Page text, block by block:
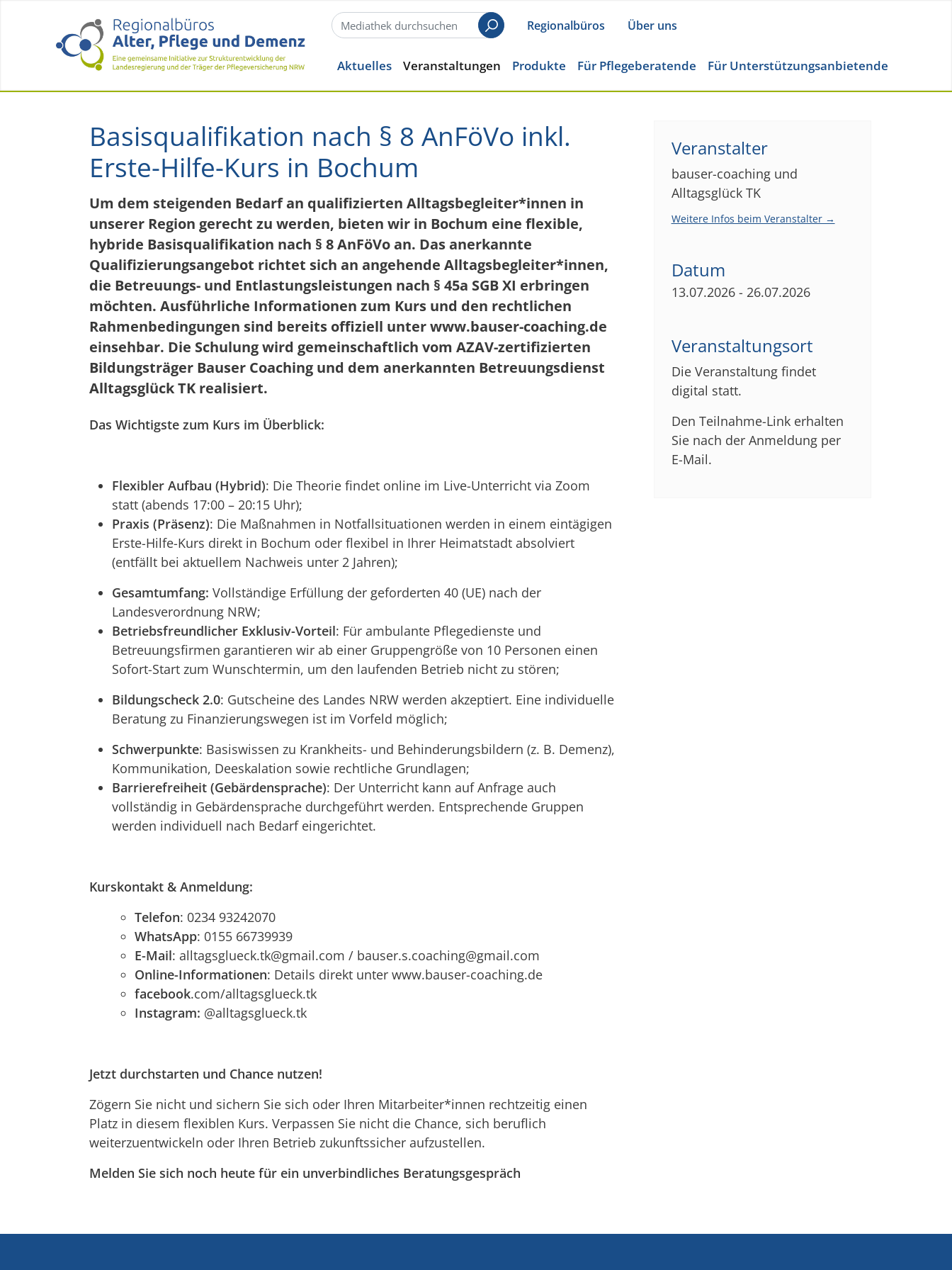
SuchenRegionalbüros Über uns
Aktuelles Veranstaltungen Produkte Für Pflegeberatende Für Unterstützungsanbietende
Basisqualifikation nach § 8 AnFöVo inkl.
Erste-Hilfe-Kurs in Bochum
Um dem steigenden Bedarf an qualifizierten Alltagsbegleiter*innen in
unserer Region gerecht zu werden, bieten wir in Bochum eine flexible,
hybride Basisqualifikation nach § 8 AnFöVo an. Das anerkannte
Qualifizierungsangebot richtet sich an angehende Alltagsbegleiter*innen,
die Betreuungs- und Entlastungsleistungen nach § 45a SGB XI erbringen
möchten. Ausführliche Informationen zum Kurs und den rechtlichen
Rahmenbedingungen sind bereits offiziell unter www.bauser-coaching.de
einsehbar. Die Schulung wird gemeinschaftlich vom AZAV-zertifizierten
Bildungsträger Bauser Coaching und dem anerkannten Betreuungsdienst
Alltagsglück TK realisiert.
Das Wichtigste zum Kurs im Überblick:
Flexibler Aufbau (Hybrid): Die Theorie findet online im Live-Unterricht via Zoom
statt (abends 17:00 – 20:15 Uhr);
Praxis (Präsenz): Die Maßnahmen in Notfallsituationen werden in einem eintägigen
Erste-Hilfe-Kurs direkt in Bochum oder flexibel in Ihrer Heimatstadt absolviert
(entfällt bei aktuellem Nachweis unter 2 Jahren);
Gesamtumfang: Vollständige Erfüllung der geforderten 40 (UE) nach der
Landesverordnung NRW;
Betriebsfreundlicher Exklusiv-Vorteil: Für ambulante Pflegedienste und
Betreuungsfirmen garantieren wir ab einer Gruppengröße von 10 Personen einen
Sofort-Start zum Wunschtermin, um den laufenden Betrieb nicht zu stören;
Bildungscheck 2.0: Gutscheine des Landes NRW werden akzeptiert. Eine individuelle
Beratung zu Finanzierungswegen ist im Vorfeld möglich;
Schwerpunkte: Basiswissen zu Krankheits- und Behinderungsbildern (z. B. Demenz),
Kommunikation, Deeskalation sowie rechtliche Grundlagen;
Barrierefreiheit (Gebärdensprache): Der Unterricht kann auf Anfrage auch
vollständig in Gebärdensprache durchgeführt werden. Entsprechende Gruppen
werden individuell nach Bedarf eingerichtet.
Kurskontakt & Anmeldung:
Telefon: 0234 93242070
WhatsApp: 0155 66739939
E-Mail: alltagsglueck.tk@gmail.com / bauser.s.coaching@gmail.com
Online-Informationen: Details direkt unter www.bauser-coaching.de
facebook.com/alltagsglueck.tk
Instagram: @alltagsglueck.tk
Jetzt durchstarten und Chance nutzen!
Zögern Sie nicht und sichern Sie sich oder Ihren Mitarbeiter*innen rechtzeitig einen
Platz in diesem flexiblen Kurs. Verpassen Sie nicht die Chance, sich beruflich
weiterzuentwickeln oder Ihren Betrieb zukunftssicher aufzustellen.
Melden Sie sich noch heute für ein unverbindliches Beratungsgespräch
Veranstalter
bauser-coaching und
Alltagsglück TK
Weitere Infos beim Veranstalter →
Datum
13.07.2026 - 26.07.2026
Veranstaltungsort
Die Veranstaltung findet
digital statt.
Den Teilnahme-Link erhalten
Sie nach der Anmeldung per
E-Mail.